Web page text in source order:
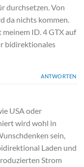
durchsetzen. Von
da nichts kommen.
ID. 4 GTX auf
bidirektionales
ANTWORTEN
USA oder
wird wohl in
sein,
Laden und
Strom